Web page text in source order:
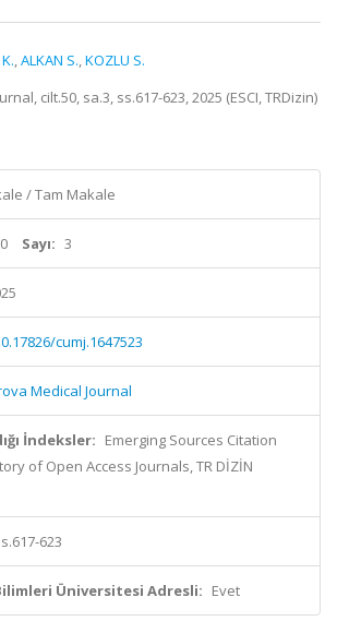
,ALKAN S.,KOZLU S.
cilt.50, sa.3, ss.617-623, 2025 (ESCI, TRDizin)
/ Tam Makale
Sayı: 3
cumj.1647523
Medical Journal
İndeksler: Emerging Sources Citation
of Open Access Journals, TR DİZİN
623
Üniversitesi Adresli: Evet